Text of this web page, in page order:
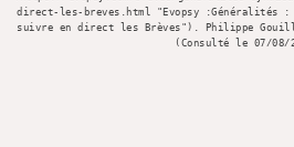
direct-les-breves.html "Evopsy :Généralités :
suivre en direct les Brèves"). Philippe
(Consulté le 07/08/